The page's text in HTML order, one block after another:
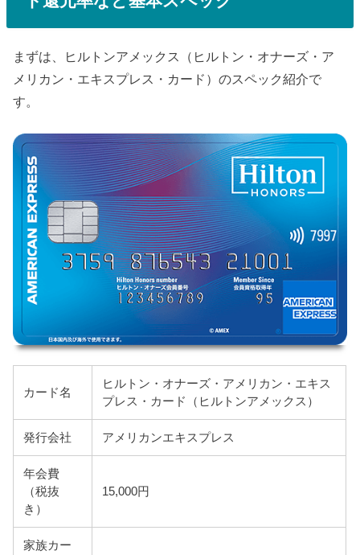
まずは、ヒルトンアメックス（ヒルトン・オナーズ・ア
メリカン・エキスプレス・カード）のスペック紹介で
す。
カード名
ヒルトン・オナーズ・アメリカン・エキス
プレス・カード（ヒルトンアメックス）
発行会社 アメリカンエキスプレス
年会費
（税抜
き）
15,000円
家族カー